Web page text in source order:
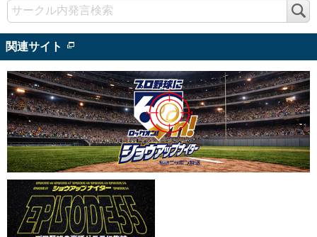
関連サイト